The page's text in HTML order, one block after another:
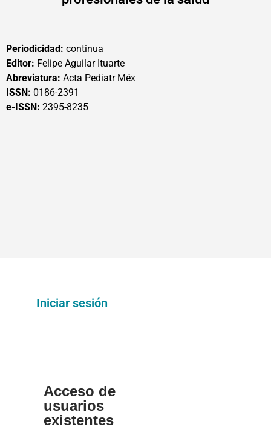
Periodicidad: continua
Editor: Felipe Aguilar Ituarte
Abreviatura: Acta Pediatr Méx
ISSN: 0186-2391
e-ISSN: 2395-8235
Iniciar sesión
Acceso de
usuarios
existentes